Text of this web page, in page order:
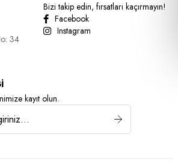
34
Bizi takip edin, fırsatları kaçırmayın!
Facebook
Instagram
kayıt olun.